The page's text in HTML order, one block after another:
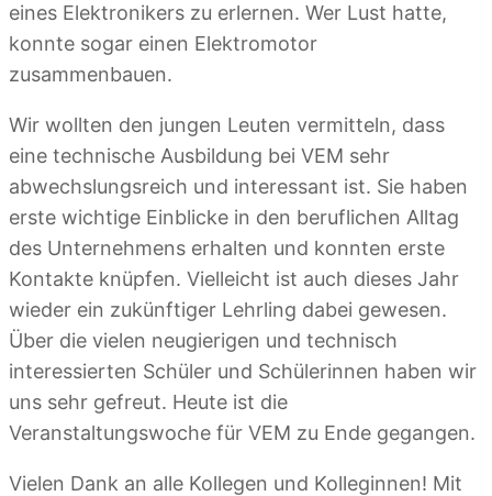
eines Elektronikers zu erlernen. Wer Lust hatte,
konnte sogar einen Elektromotor
zusammenbauen.
Wir wollten den jungen Leuten vermitteln, dass
eine technische Ausbildung bei VEM sehr
abwechslungsreich und interessant ist. Sie haben
erste wichtige Einblicke in den beruflichen Alltag
des Unternehmens erhalten und konnten erste
Kontakte knüpfen. Vielleicht ist auch dieses Jahr
wieder ein zukünftiger Lehrling dabei gewesen.
Über die vielen neugierigen und technisch
interessierten Schüler und Schülerinnen haben wir
uns sehr gefreut. Heute ist die
Veranstaltungswoche für VEM zu Ende gegangen.
Vielen Dank an alle Kollegen und Kolleginnen! Mit